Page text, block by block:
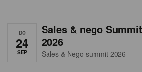
DO
24
SEP
Sales & nego Summit
2026
Sales & Nego summit 2026